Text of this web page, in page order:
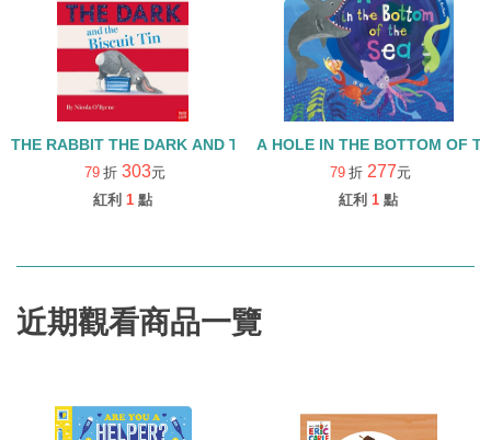
THE RABBIT THE DARK AND THE BISCUIT TIN 繪本+QRCODE
79 折 303元
紅利 1 點
A HOLE IN THE
79 折 277元
紅利 1 點
近期觀看商品一覽